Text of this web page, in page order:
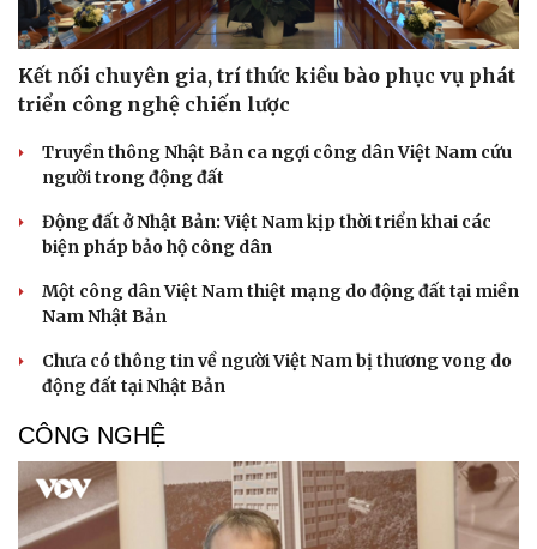
Kết nối chuyên gia, trí thức kiều bào phục vụ phát
triển công nghệ chiến lược
Truyền thông Nhật Bản ca ngợi công dân Việt Nam cứu
người trong động đất
Động đất ở Nhật Bản: Việt Nam kịp thời triển khai các
biện pháp bảo hộ công dân
Một công dân Việt Nam thiệt mạng do động đất tại miền
Nam Nhật Bản
Chưa có thông tin về người Việt Nam bị thương vong do
động đất tại Nhật Bản
CÔNG NGHỆ